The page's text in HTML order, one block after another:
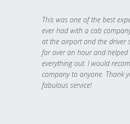
This was one of the best
ever had with a cab
at the airport and the driver
for over an hour and helped
everything out. I would
company to anyone. Thank
fabulous service!